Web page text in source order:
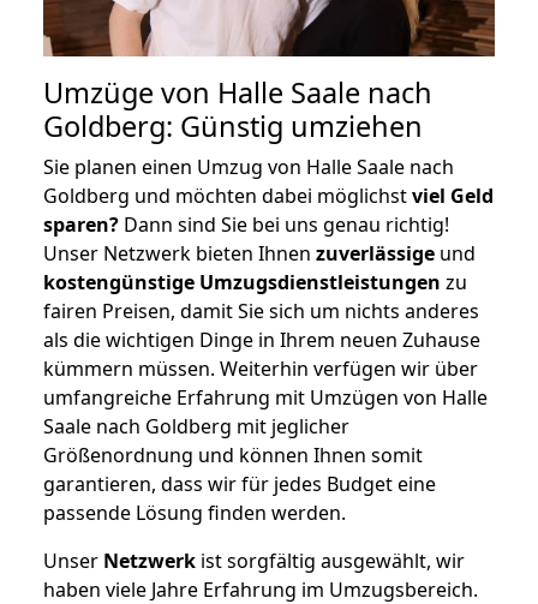
Umzüge von Halle Saale nach
Goldberg: Günstig umziehen
Sie planen einen Umzug von Halle Saale nach
Goldberg und möchten dabei möglichstviel Geld
sparen? Dann sind Sie bei uns genau richtig!
Unser Netzwerk bieten Ihnen zuverlässige und
kostengünstige Umzugsdienstleistungen zu
fairen Preisen, damit Sie sich um nichts anderes
als die wichtigen Dinge in Ihrem neuen Zuhause
kümmern müssen. Weiterhin verfügen wir über
umfangreiche Erfahrung mit Umzügen von Halle
Saale nach Goldberg mit jeglicher
Größenordnung und können Ihnen somit
garantieren, dass wir für jedes Budget eine
passende Lösung finden werden.
Unser Netzwerk ist sorgfältig ausgewählt, wir
haben viele Jahre Erfahrung im Umzugsbereich.